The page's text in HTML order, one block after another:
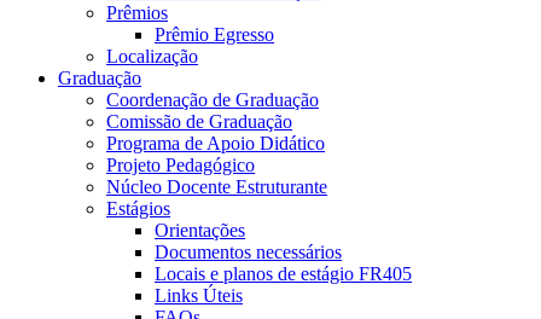
Prêmios
Prêmio Egresso
Localização
Graduação
Coordenação de Graduação
Comissão de Graduação
Programa de Apoio Didático
Projeto Pedagógico
Núcleo Docente Estruturante
Estágios
Orientações
Documentos necessários
Locais e planos de estágio FR405
Links Úteis